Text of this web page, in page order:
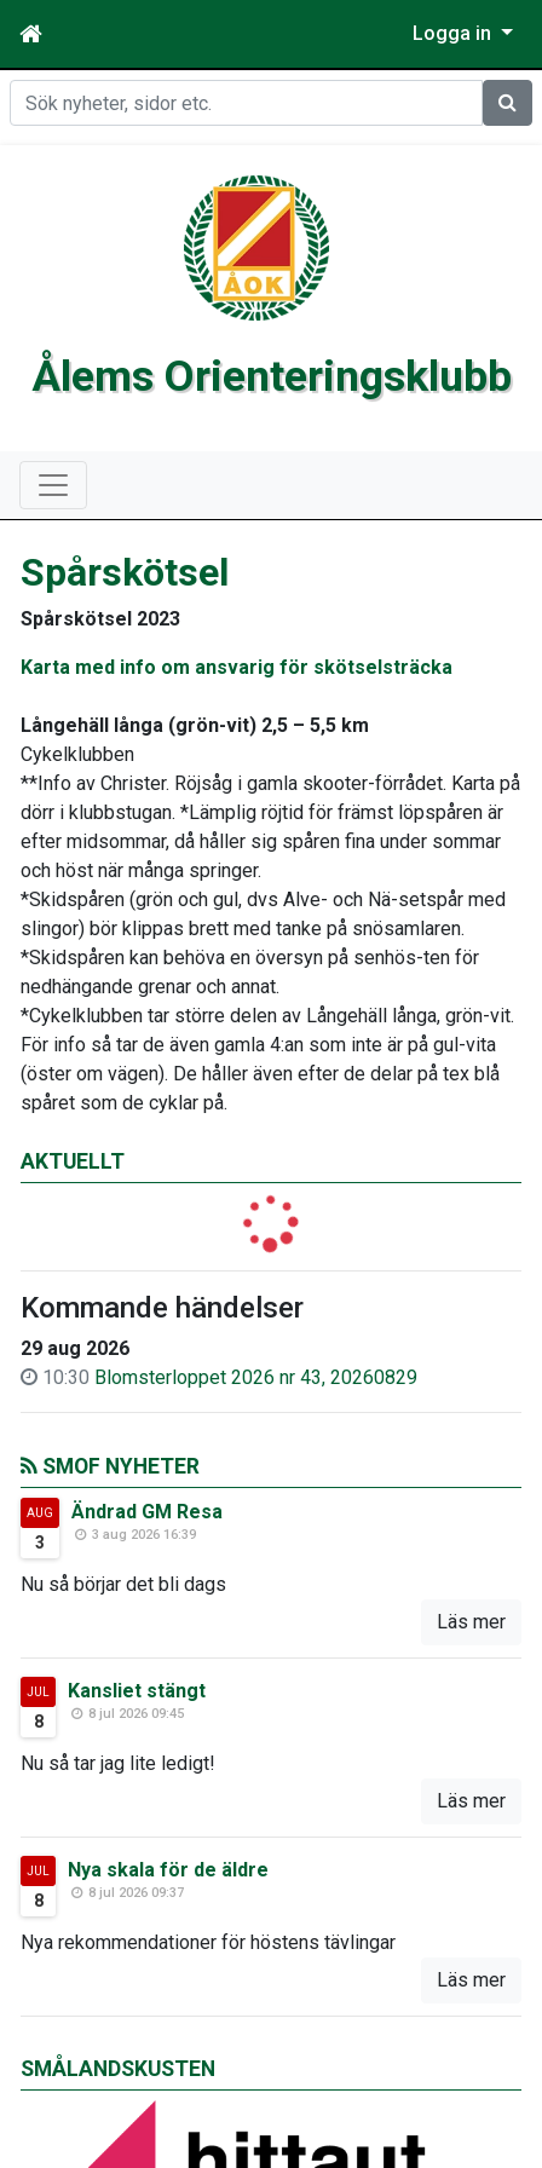
Logga in
Sök
Ålems Orienteringsklubb
AKTUELLT
Kommande händelser
29 aug 2026
10:30 Blomsterloppet 2026 nr 43, 20260829
SMOF NYHETER
AUG
3
Ändrad GM Resa
3 aug 2026 16:39
Nu så börjar det bli dags
Läs mer
JUL
8
Kansliet stängt
8 jul 2026 09:45
Nu så tar jag lite ledigt!
Läs mer
JUL
8
Nya skala för de äldre
8 jul 2026 09:37
Nya rekommendationer för höstens tävlingar
Läs mer
Spårskötsel
Spårskötsel 2023
Karta med info om ansvarig för skötselsträcka
Långehäll långa (grön-vit) 2,5 – 5,5 km
Cykelklubben
**Info av Christer. Röjsåg i gamla skooter-förrådet. Karta på
dörr i klubbstugan. *Lämplig röjtid för främst löpspåren är
efter midsommar, då håller sig spåren fina under sommar
och höst när många springer.
*Skidspåren (grön och gul, dvs Alve- och Nä-setspår med
slingor) bör klippas brett med tanke på snösamlaren.
*Skidspåren kan behöva en översyn på senhös-ten för
nedhängande grenar och annat.
*Cykelklubben tar större delen av Långehäll långa, grön-vit.
För info så tar de även gamla 4:an som inte är på gul-vita
(öster om vägen). De håller även efter de delar på tex blå
spåret som de cyklar på.
SMÅLANDSKUSTEN